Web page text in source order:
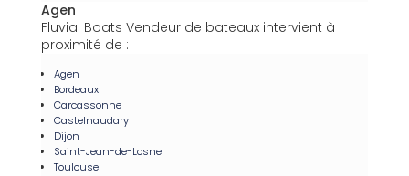
Agen
Fluvial Boats Vendeur de bateaux intervient à
proximité de :
Agen
Bordeaux
Carcassonne
Castelnaudary
Dijon
Saint-Jean-de-Losne
Toulouse